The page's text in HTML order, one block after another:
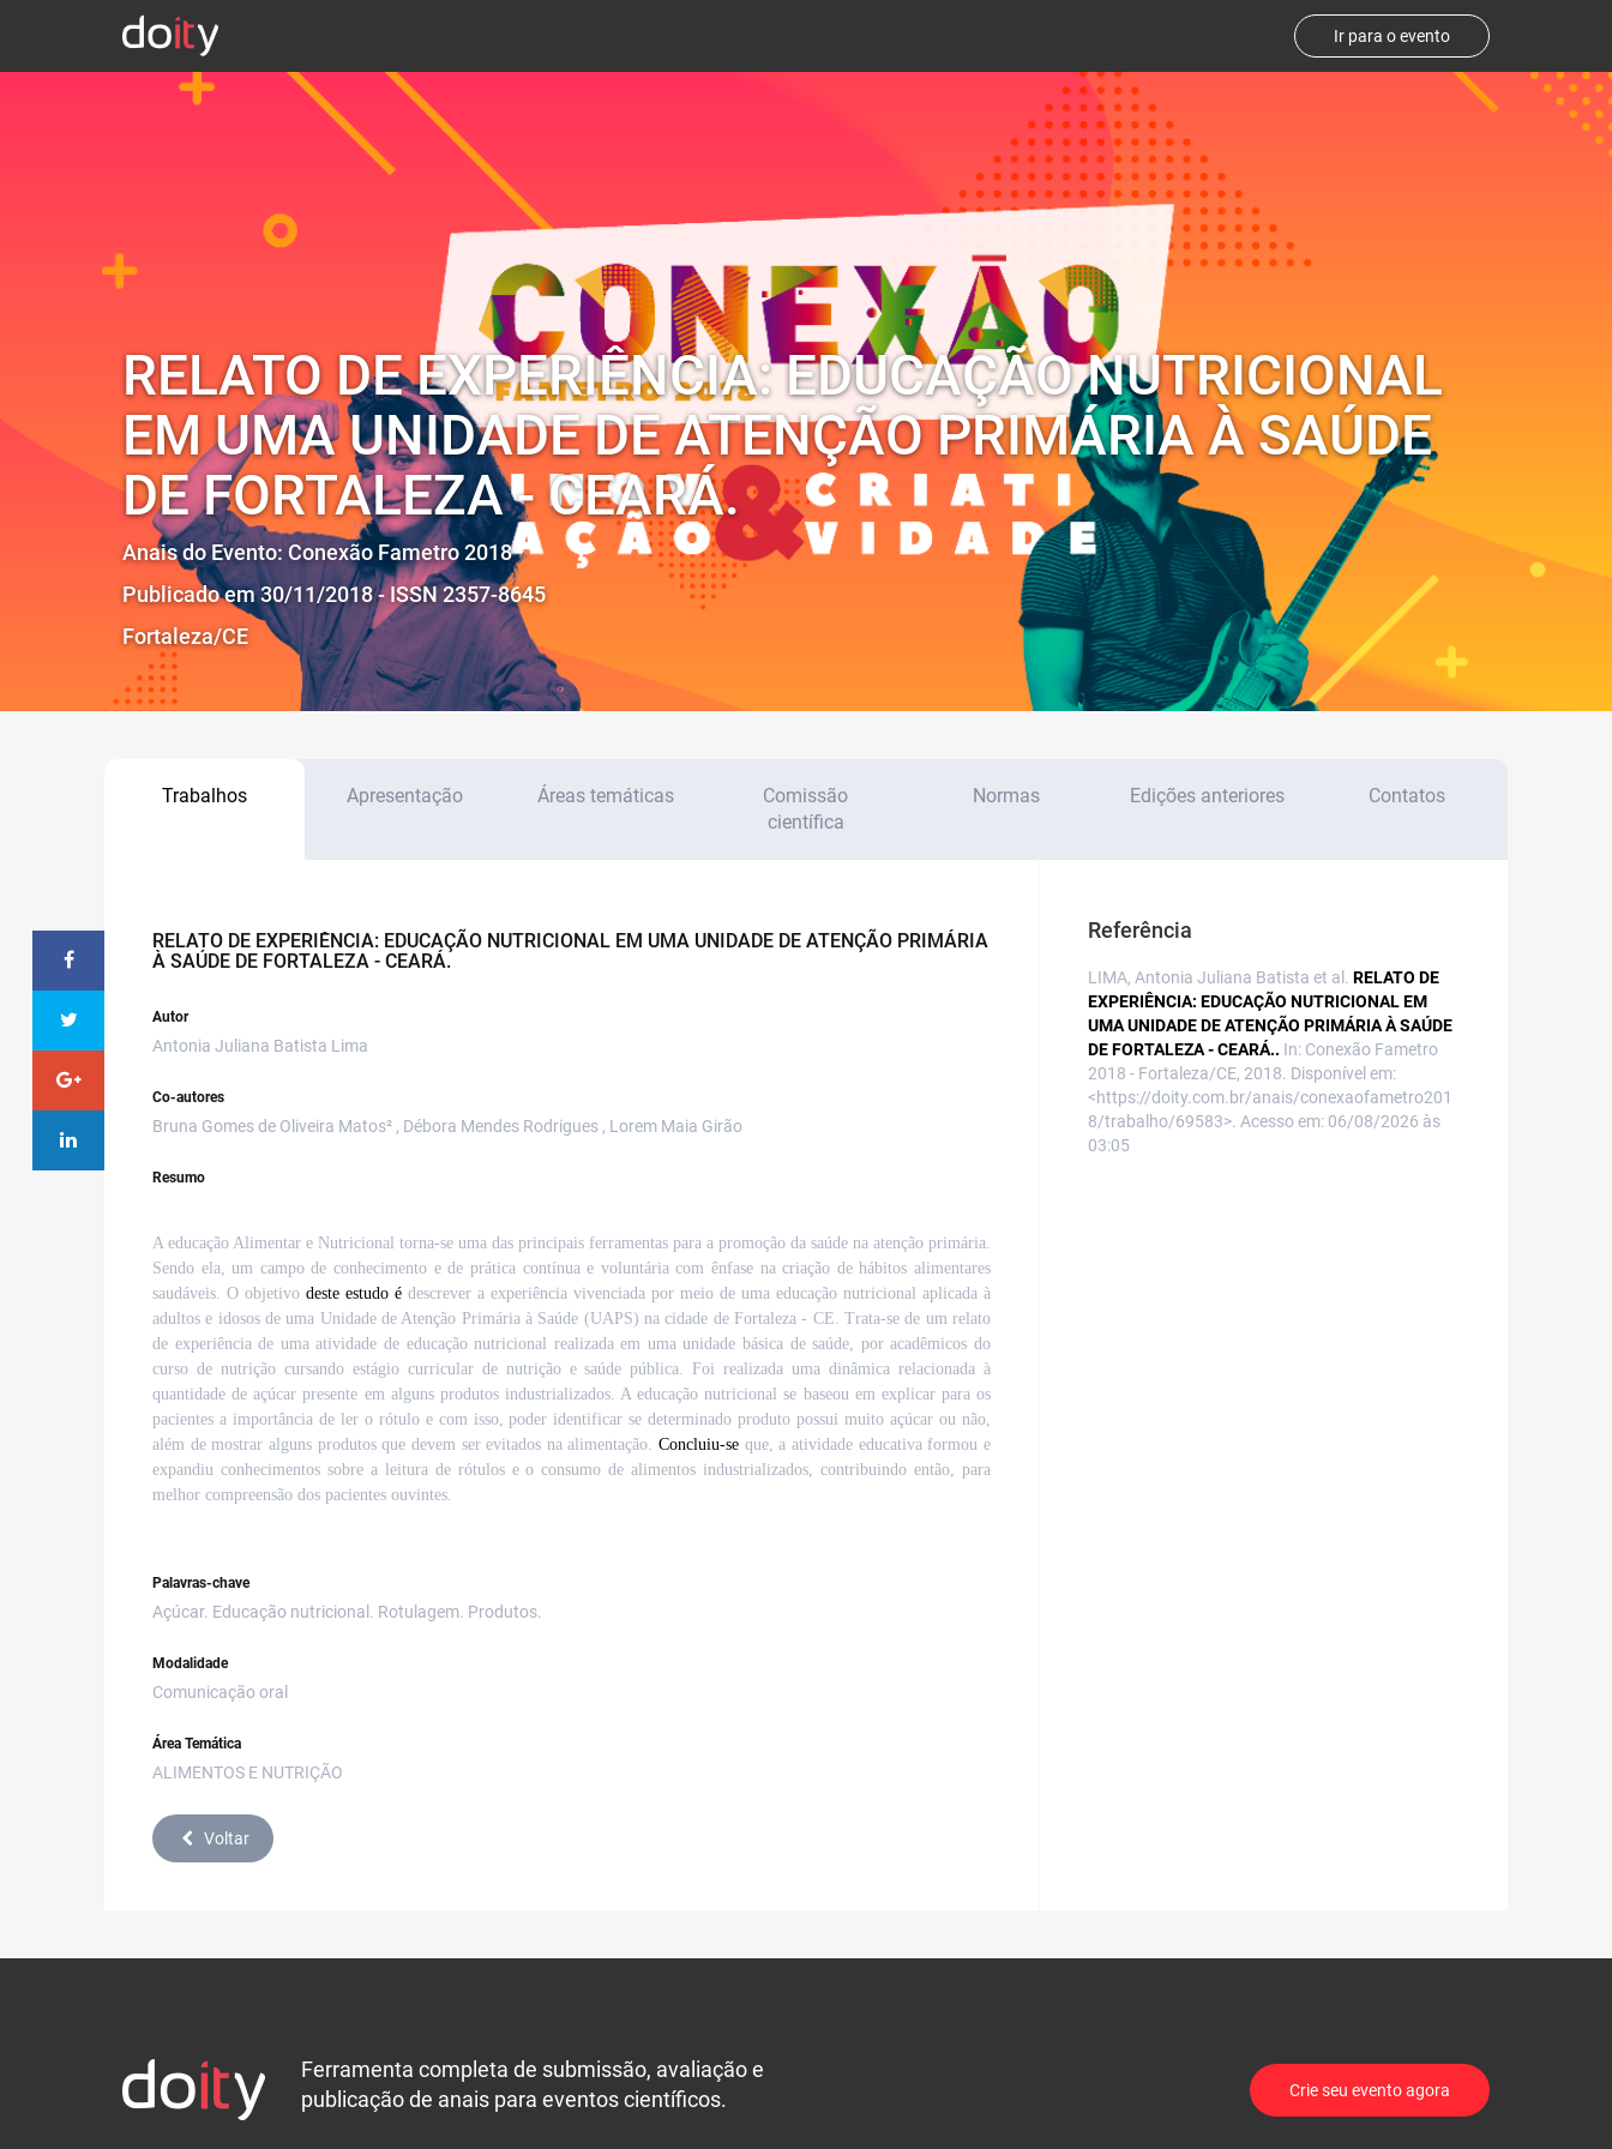
Ir para o evento
RELATO DE EXPERIÊNCIA: EDUCAÇÃO NUTRICIONAL
EM UMA UNIDADE DE ATENÇÃO PRIMÁRIA À SAÚDE
DE FORTALEZA - CEARÁ.
Anais do Evento: Conexão Fametro 2018
Publicado em 30/11/2018 - ISSN 2357-8645
Fortaleza/CE
Trabalhos Apresentação Áreas temáticas
Comissão
científica
Normas Edições anteriores Contatos
RELATO DE EXPERIÊNCIA: EDUCAÇÃO NUTRICIONAL EM UMA UNIDADE DE ATENÇÃO PRIMÁRIA
À SAÚDE DE FORTALEZA - CEARÁ.
Autor
Antonia Juliana Batista Lima
Co-autores
Bruna Gomes de Oliveira Matos² , Débora Mendes Rodrigues , Lorem Maia Girão
Resumo
A educação Alimentar e Nutricional torna-se uma das principais ferramentas para a promoção da saúde na atenção primária.
Sendo ela, um campo de conhecimento e de prática contínua e voluntária com ênfase na criação de hábitos alimentares
saudáveis. O objetivo deste estudo é descrever a experiência vivenciada por meio de uma educação nutricional aplicada à
adultos e idosos de uma Unidade de Atenção Primária à Saúde (UAPS) na cidade de Fortaleza - CE. Trata-se de um relato
de experiência de uma atividade de educação nutricional realizada em uma unidade básica de saúde, por acadêmicos do
curso de nutrição cursando estágio curricular de nutrição e saúde pública. Foi realizada uma dinâmica relacionada à
quantidade de açúcar presente em alguns produtos industrializados. A educação nutricional se baseou em explicar para os
pacientes a importância de ler o rótulo e com isso, poder identificar se determinado produto possui muito açúcar ou não,
além de mostrar alguns produtos que devem ser evitados na alimentação.Concluiu-se que, a atividade educativa formou e
expandiu conhecimentos sobre a leitura de rótulos e o consumo de alimentos industrializados, contribuindo então, para
melhor compreensão dos pacientes ouvintes.
Palavras-chave
Açúcar. Educação nutricional. Rotulagem. Produtos.
Modalidade
Comunicação oral
Área Temática
ALIMENTOS E NUTRIÇÃO
Voltar
Referência
LIMA, Antonia Juliana Batista et al. RELATO DE
EXPERIÊNCIA: EDUCAÇÃO NUTRICIONAL EM
UMA UNIDADE DE ATENÇÃO PRIMÁRIA À SAÚDE
DE FORTALEZA - CEARÁ.. In: Conexão Fametro
2018 - Fortaleza/CE, 2018. Disponível em:
<https://doity.com.br/anais/conexaofametro201
8/trabalho/69583>. Acesso em: 06/08/2026 às
03:05
Ferramenta completa de submissão, avaliação e
publicação de anais para eventos científicos.
Crie seu evento agora